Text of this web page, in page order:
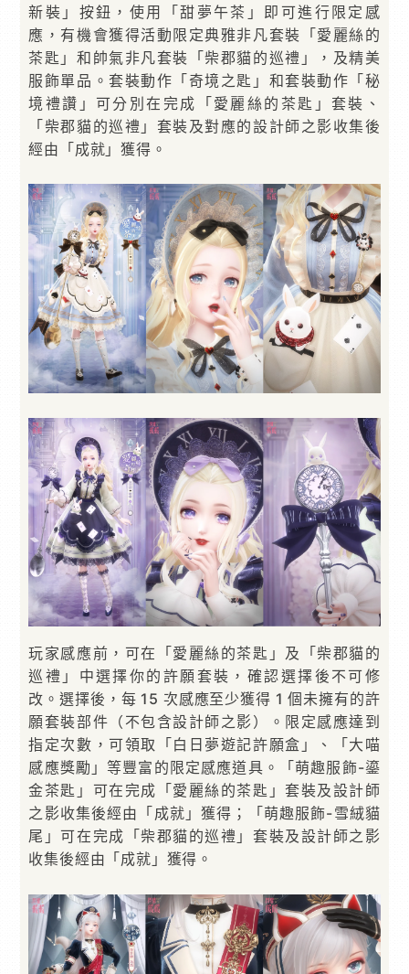
新裝」按鈕，使用「甜夢午茶」即可進行限定感
應，有機會獲得活動限定典雅非凡套裝「愛麗絲的
茶匙」和帥氣非凡套裝「柴郡貓的巡禮」，及精美
服飾單品。套裝動作「奇境之匙」和套裝動作「秘
境禮讚」可分別在完成「愛麗絲的茶匙」套裝、
「柴郡貓的巡禮」套裝及對應的設計師之影收集後
經由「成就」獲得。
玩家感應前，可在「愛麗絲的茶匙」及「柴郡貓的
巡禮」中選擇你的許願套裝，確認選擇後不可修
改。選擇後，每 15 次感應至少獲得 1 個未擁有的許
願套裝部件（不包含設計師之影）。限定感應達到
指定次數，可領取「白日夢遊記許願盒」、「大喵
感應獎勵」等豐富的限定感應道具。「萌趣服飾-鎏
金茶匙」可在完成「愛麗絲的茶匙」套裝及設計師
之影收集後經由「成就」獲得；「萌趣服飾-雪絨貓
尾」可在完成「柴郡貓的巡禮」套裝及設計師之影
收集後經由「成就」獲得。